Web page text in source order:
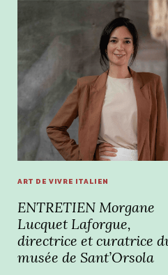
ART DE VIVRE ITALIEN
ENTRETIEN Morgane
Lucquet Laforgue,
directrice et curatrice
musée de Sant’Orsola